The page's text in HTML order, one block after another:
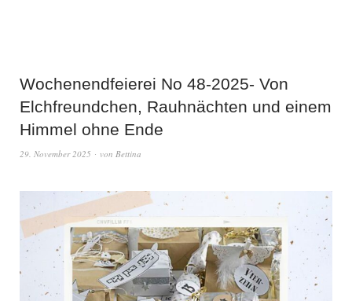
Wochenendfeierei No 48-2025- Von
Elchfreundchen, Rauhnächten und einem
Himmel ohne Ende
29. November 2025 von Bettina